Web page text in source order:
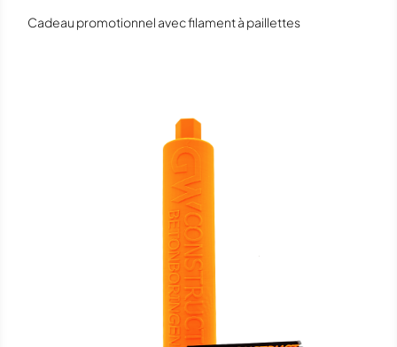
Cadeau promotionnel avec filament à paillettes